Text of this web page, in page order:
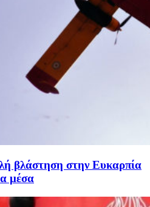
βλάστηση στην Ευκαρπία
μέσα